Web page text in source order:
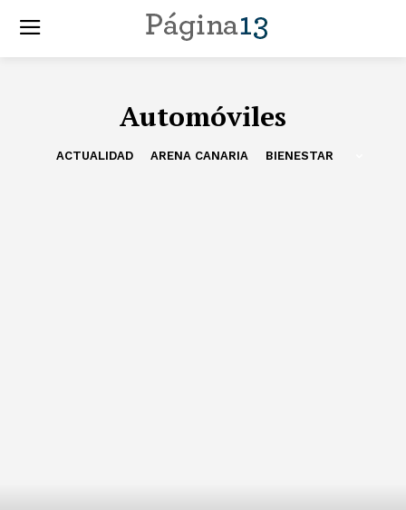
Automóviles
ACTUALIDAD ARENA CANARIA BIENESTAR